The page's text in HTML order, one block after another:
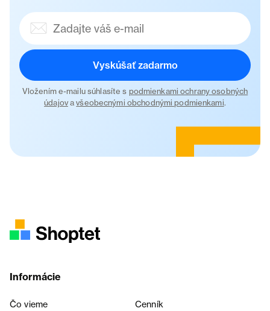
Vyskúšať zadarmo
Vložením e-mailu súhlasíte s podmienkami ochrany osobných
údajovavšeobecnými obchodnými podmienkami.
Informácie
Čo vieme
Cenník